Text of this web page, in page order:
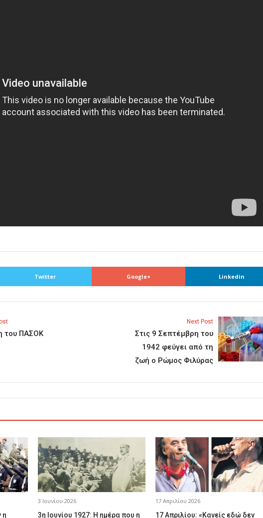
Twitter Google+ Linkedin
του ΠΑΣΟΚ
Next Post
Στις 9 Σεπτέμβρη του
1942 φεύγει από τη
ζωή ο Ρώμος Φιλύρας
η
3 Ιουνίου 2026
3η Ιουνίου 1927: Η ημέρα που η
17 Απριλίου 2026
17 Απριλίου: «Κανείς εδώ δεν